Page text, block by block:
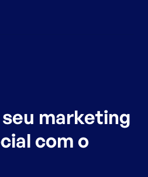
marketing
com o